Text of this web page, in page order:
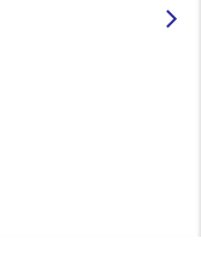
闭。该控制器的
方案中的理想选